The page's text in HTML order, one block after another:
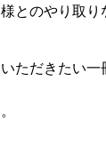
とのやり取
ただきたい一